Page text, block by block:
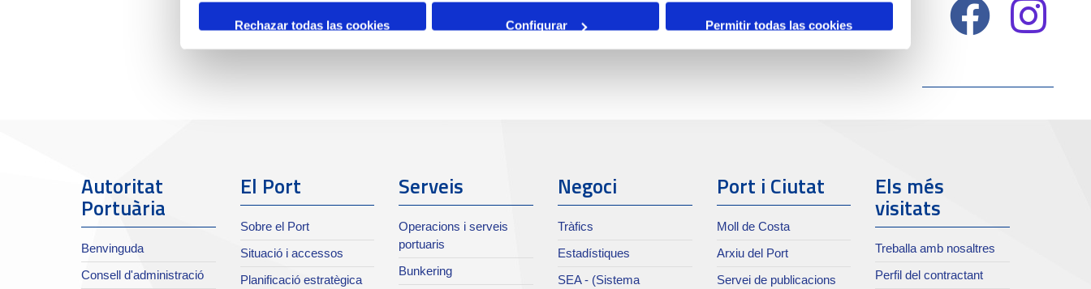
Rechazar todas las cookies Configurar Permitir todas las cookies
Autoritat
Portuària
Benvinguda
Consell d'administració
El Port
Sobre el Port
Situació i accessos
Planificació estratègica
Serveis
Operacions i serveis
portuaris
Bunkering
Negoci
Tràfics
Estadístiques
SEA - (Sistema
Port i Ciutat
Moll de Costa
Arxiu del Port
Servei de publicacions
Els més
visitats
Treballa amb nosaltres
Perfil del contractant